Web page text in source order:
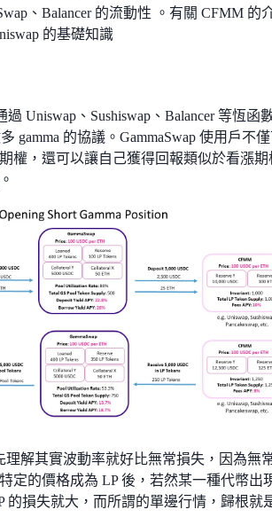
、Balancer 的流動性 。有關 CFMM 的
的基礎知識
過 Uniswap、Sushiswap、Balancer 等恆函
gamma 的協議。GammaSwap 使用戶不
權，還可以讓自己獲得回報類似於看漲期
理解其實波動率就好比無常損失，因為無
定的價格成為 LP 後，若然某一種代幣出
的損失就大，而所謂的單邊行情，歸根就